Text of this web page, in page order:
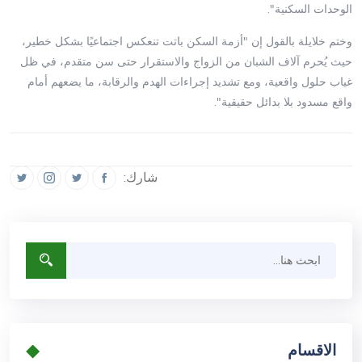
الوحدات السكنية".
وختم خلايلة بالقول إن "أزمة السكن باتت تنعكس اجتماعيًا بشكل خطير،
حيث يُحرم آلاف الشبان من الزواج والاستقرار حتى سن متقدم، في ظل
غياب حلول واقعية، ومع تشديد إجراءات الهدم والرقابة، ما يضعهم أمام
واقع مسدود بلا بدائل حقيقية".
شارك:
الاقسام